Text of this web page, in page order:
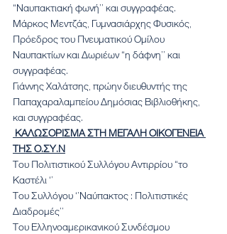
“Ναυπακτιακή φωνή’’ και συγγραφέας.
Μάρκος Μεντζάς, Γυμνασιάρχης Φυσικός,
Πρόεδρος του Πνευματικού Ομίλου
Ναυπακτίων και Δωριέων “η δάφνη’’ και
συγγραφέας.
Γιάννης Χαλάτσης, πρώην διευθυντής της
Παπαχαραλαμπείου Δημόσιας Βιβλιοθήκης,
και συγγραφέας.
ΤΗΣ Ο.ΣΥ.Ν
Του Πολιτιστικού Συλλόγου Αντιρρίου “το
Καστέλι ‘’
Του Συλλόγου ‘’Ναύπακτος : Πολιτιστικές
Διαδρομές’’
Του Ελληνοαμερικανικού Συνδέσμου